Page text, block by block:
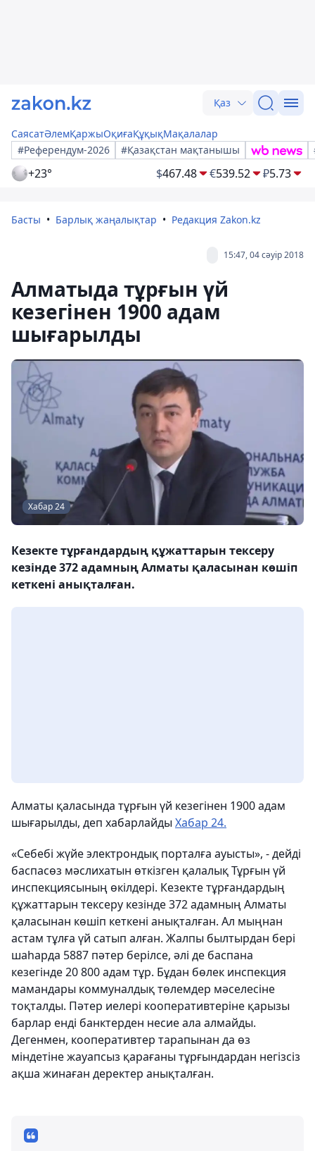
Қаз
СаясатӘлемҚаржыОқиғаҚұқықМақалалар
#Референдум-2026
#Қазақстан мақтанышы
+23° $467.48 €539.52 ₽5.73
Басты Барлық жаңалықтар Редакция Zakon.kz
15:47, 04 сәуір 2018
Алматыда тұрғын үй
кезегінен 1900 адам
шығарылды
Хабар 24
Кезекте тұрғандардың құжаттарын тексеру
кезінде 372 адамның Алматы қаласынан көшіп
кеткені анықталған.
Алматы қаласында тұрғын үй кезегінен 1900 адам
шығарылды, деп хабарлайды Хабар 24.
«Себебі жүйе электрондық порталға ауысты», - дейді
баспасөз мәслихатын өткізген қалалық Тұрғын үй
инспекциясының өкілдері. Кезекте тұрғандардың
құжаттарын тексеру кезінде 372 адамның Алматы
қаласынан көшіп кеткені анықталған. Ал мыңнан
астам тұлға үй сатып алған. Жалпы былтырдан бері
шаһарда 5887 пәтер берілсе, әлі де баспана
кезегінде 20 800 адам тұр. Бұдан бөлек инспекция
мамандары коммуналдық төлемдер мәселесіне
тоқталды. Пәтер иелері кооперативтеріне қарызы
барлар енді банктерден несие ала алмайды.
Дегенмен, кооперативтер тарапынан да өз
міндетіне жауапсыз қарағаны тұрғындардан негізсіз
ақша жинаған деректер анықталған.